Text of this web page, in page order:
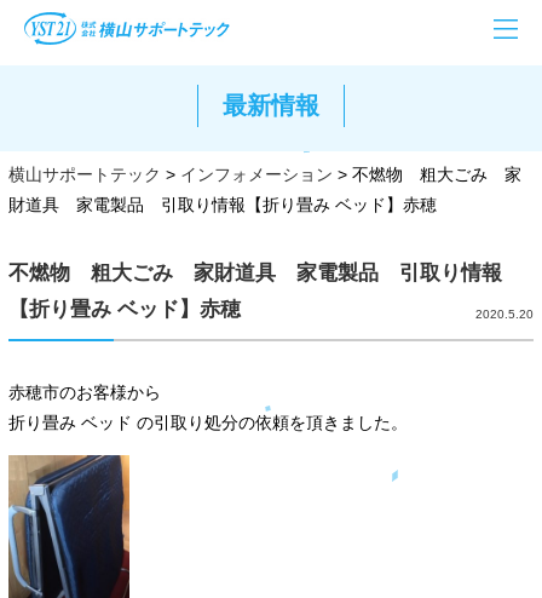
最新情報
横山サポートテック > インフォメーション > 不燃物 粗大ごみ 家
財道具 家電製品 引取り情報【折り畳み ベッド】赤穂
不燃物 粗大ごみ 家財道具 家電製品 引取り情報
【折り畳み ベッド】赤穂
2020.5.20
赤穂市のお客様から
折り畳み ベッド の引取り処分の依頼を頂きました。